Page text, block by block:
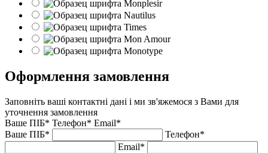
Оформлення замовлення
Заповніть ваші контактні дані і ми зв'яжемося з Вами для
уточнення замовлення
Ваше ПІБ* Телефон* Email*
Ваше ПІБ*
Телефон*
Email*